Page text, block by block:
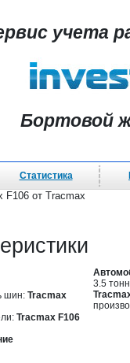
учета
Бортовой
Статистика
F106 от Tracmax
шин: Tracmax
Tracmax F106
3.5